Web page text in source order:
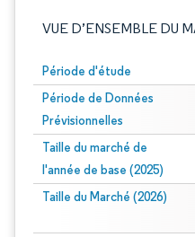
VUE D’ENSEMBLE DU
Période d'étude
Période de Données
Prévisionnelles
Taille du marché de
l'année de base (2025)
Taille du Marché (2026)